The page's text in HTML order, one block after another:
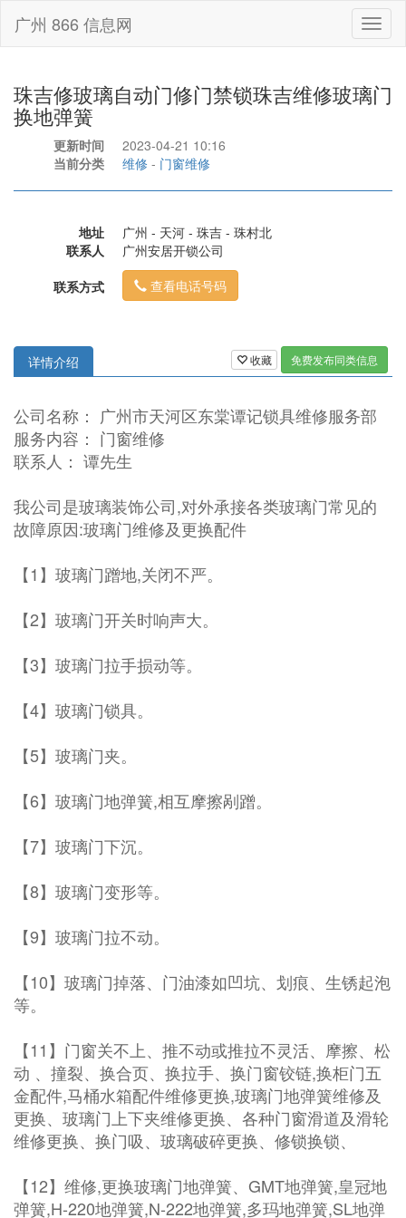
广州 866 信息网
珠吉修玻璃自动门修门禁锁珠吉维修玻璃门
换地弹簧
更新时间
2023-04-21 10:16
当前分类
维修 - 门窗维修
地址
广州 - 天河 - 珠吉 - 珠村北
联系人
广州安居开锁公司
联系方式
查看电话号码
收藏 免费发布同类信息
详情介绍
公司名称： 广州市天河区东棠谭记锁具维修服务部
服务内容： 门窗维修
联系人： 谭先生
我公司是玻璃装饰公司,对外承接各类玻璃门常见的
故障原因:玻璃门维修及更换配件
【1】玻璃门蹭地,关闭不严。
【2】玻璃门开关时响声大。
【3】玻璃门拉手损动等。
【4】玻璃门锁具。
【5】玻璃门夹。
【6】玻璃门地弹簧,相互摩擦剐蹭。
【7】玻璃门下沉。
【8】玻璃门变形等。
【9】玻璃门拉不动。
【10】玻璃门掉落、门油漆如凹坑、划痕、生锈起泡
等。
【11】门窗关不上、推不动或推拉不灵活、摩擦、松
动 、撞裂、换合页、换拉手、换门窗铰链,换柜门五
金配件,马桶水箱配件维修更换,玻璃门地弹簧维修及
更换、玻璃门上下夹维修更换、各种门窗滑道及滑轮
维修更换、换门吸、玻璃破碎更换、修锁换锁、
【12】维修,更换玻璃门地弹簧、GMT地弹簧,皇冠地
弹簧,H-220地弹簧,N-222地弹簧,多玛地弹簧,SL地弹